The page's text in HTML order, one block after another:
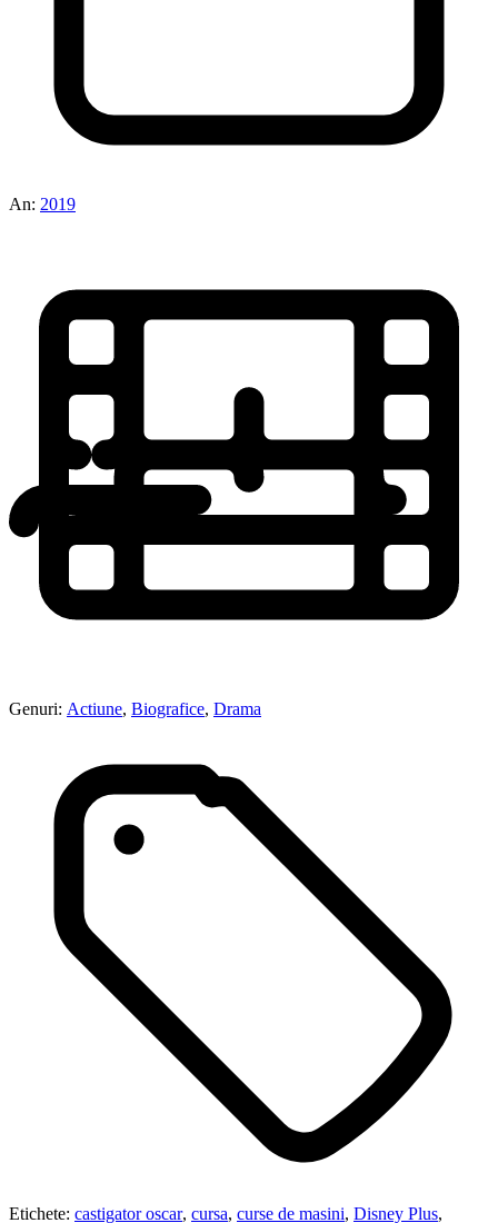
An: 2019
Genuri: Actiune, Biografice, Drama
Etichete: castigator oscar, cursa, curse de masini, Disney Plus,